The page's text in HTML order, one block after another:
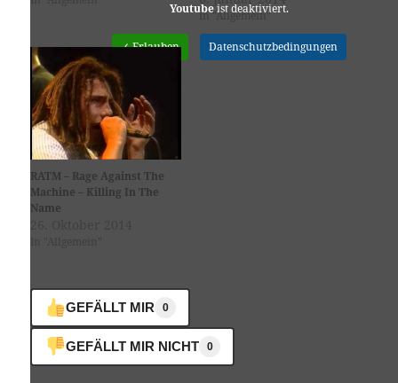
Youtubeist deaktiviert.
✓ Erlauben Datenschutzbedingungen
In "Allgemein"
RATM – Rage Against The
Machine – Killing In The
Name
GEFÄLLT MIR 0
GEFÄLLT MIR NICHT 0